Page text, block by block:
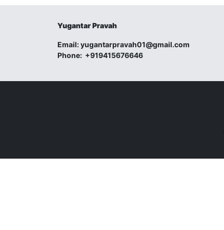
Yugantar Pravah
Email:yugantarpravah01@gmail.com
Phone: +919415676646